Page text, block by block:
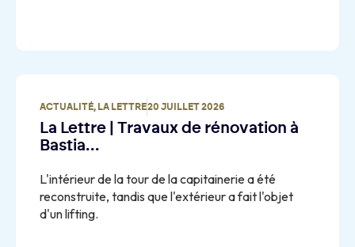
ACTUALITÉ, LA LETTRE20 JUILLET 2026
La Lettre | Travaux de rénovation à
Bastia…
L'intérieur de la tour de la capitainerie a été
reconstruite, tandis que l'extérieur a fait l'objet
d'un lifting.